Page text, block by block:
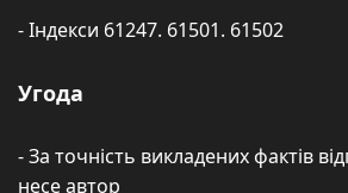
- Індекси 61247. 61501. 61502
Угода
- За точність викладених фактів
несе автор